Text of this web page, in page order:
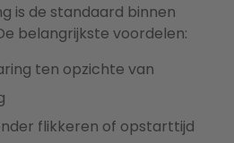
is de standaard binnen
belangrijkste voordelen:
ten opzichte van
flikkeren of opstarttijd